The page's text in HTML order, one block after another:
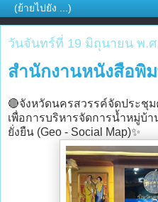
วันจันทร์ที่ 19 มิถุนายน พ.ศ
สำนักงานหนังสือพิ
🔴จังหวัดนครสวรรค์จัดประชุ
เพื่อการบริหารจัดการน้ำหมู่บ้
ยั่งยืน (Geo - Social Map)✨️